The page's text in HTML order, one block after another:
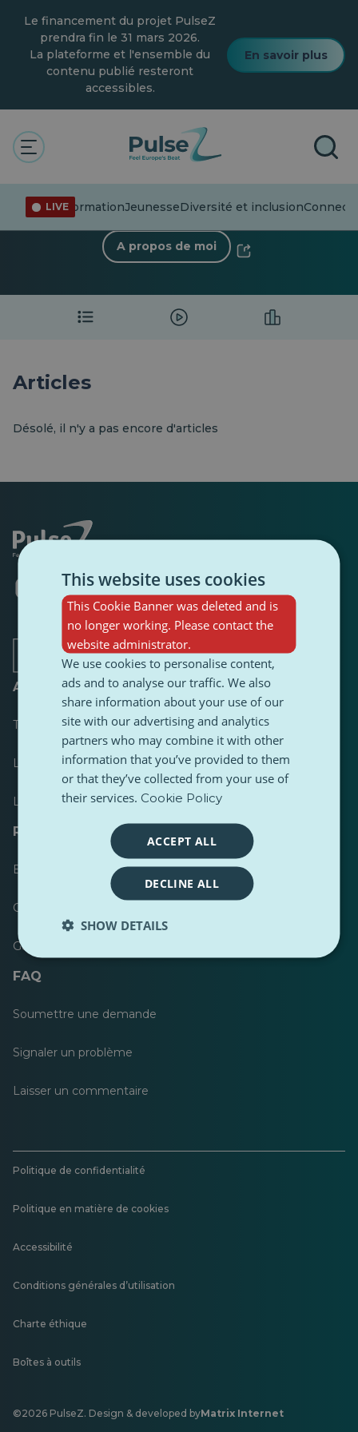
content
Le financement du projet PulseZ
prendra fin le 31 mars 2026.
La plateforme et l'ensemble du
contenu publié resteront
accessibles.
En savoir plus
LIVE
DésinformationJeunesseDiversité et inclusion
< Retour au profil
A propos de moi
Articles
Désolé, il n'y a pas encore d'articles
S'ouvre
dans
onglet
S'ouvre
dans
nouvel
onglet
S'ouvre
dans
un
nouvel
onglet
S'ouvre
dans
un
nouvel
onglet
S'ouvre
dans
un
nouvel
onglet
S'ouvre
dans
un
nouvel
onglet
A propos de
Tableau de bord
Le plus publié
Les plus suivis
Ressources pour les journalistes
Boîtes à outils
Guide de style de contenu PulseZ
Guide de publication pour les contributeurs PulseZ
FAQ
Soumettre une demande
Signaler un problème
Laisser un commentaire
Politique de confidentialité
Politique en matière de cookies
Accessibilité
Conditions générales d’utilisation
Charte éthique
Boîtes à outils
©2026 PulseZ. Design & developed byMatrix Internet
S'ouvre
This website uses cookies
This Cookie Banner was deleted and is
no longer working. Please contact the
website administrator.
We use cookies to personalise content,
ads and to analyse our traffic. We also
share information about your use of our
site with our advertising and analytics
partners who may combine it with other
information that you’ve provided to them
or that they’ve collected from your use of
their services. Cookie Policy
ACCEPT ALL
DECLINE ALL
SHOW DETAILS